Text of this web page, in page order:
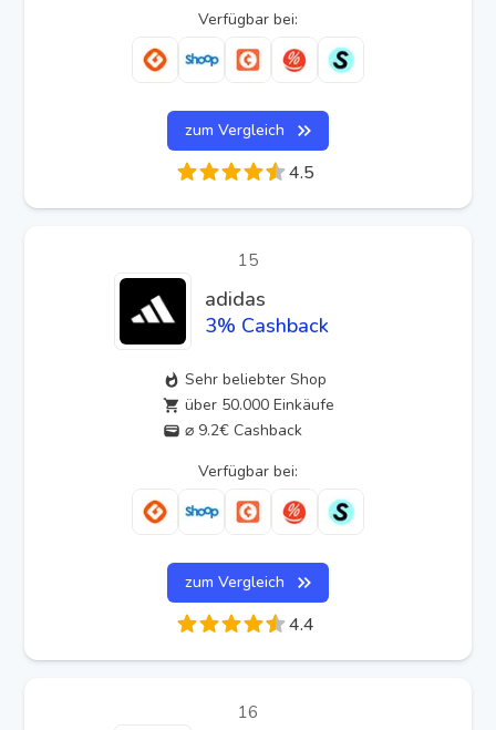
Verfügbar bei:
zum Vergleich
4.5
15
adidas
3% Cashback
Sehr beliebter Shop
über 50.000 Einkäufe
⌀ 9.2€ Cashback
Verfügbar bei:
zum Vergleich
4.4
16